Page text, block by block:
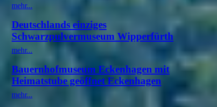
mehr...
Deutschlands einziges
Schwarzpulvermuseum Wipperfürth
mehr...
Bauernhofmuseum Eckenhagen mit
Heimatstube geöffnet Eckenhagen
mehr...